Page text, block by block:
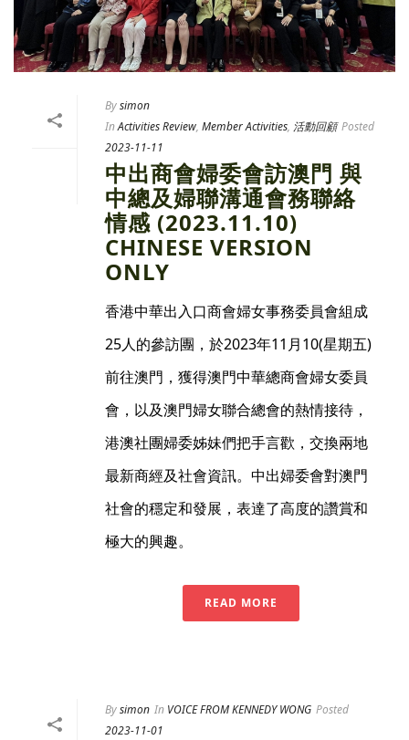
Bysimon
InActivities Review, Member Activities, 活動回顧 Posted
2023-11-11
中出商會婦委會訪澳門 與
中總及婦聯溝通會務聯絡
情感 (2023.11.10)
CHINESE VERSION
ONLY
香港中華出入口商會婦女事務委員會組成
25人的參訪團，於2023年11月10(星期五)
前往澳門，獲得澳門中華總商會婦女委員
會，以及澳門婦女聯合總會的熱情接待，
港澳社團婦委姊妹們把手言歡，交換兩地
最新商經及社會資訊。中出婦委會對澳門
社會的穩定和發展，表達了高度的讚賞和
極大的興趣。
READ MORE
Bysimon In VOICE FROM KENNEDY WONG Posted
2023-11-01